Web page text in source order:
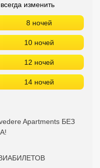
изменить
8 ночей
10 ночей
12 ночей
14 ночей
Apartments БЕЗ